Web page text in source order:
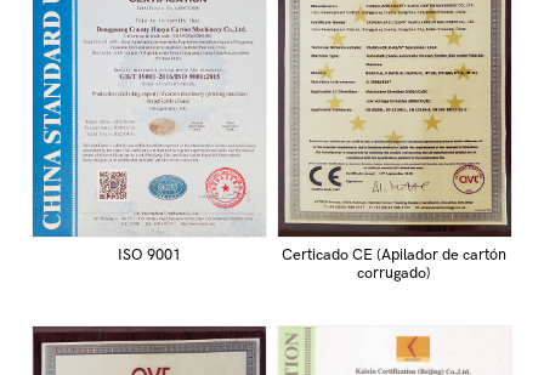
ISO 9001
Certicado CE (Apilador de cartón
corrugado)